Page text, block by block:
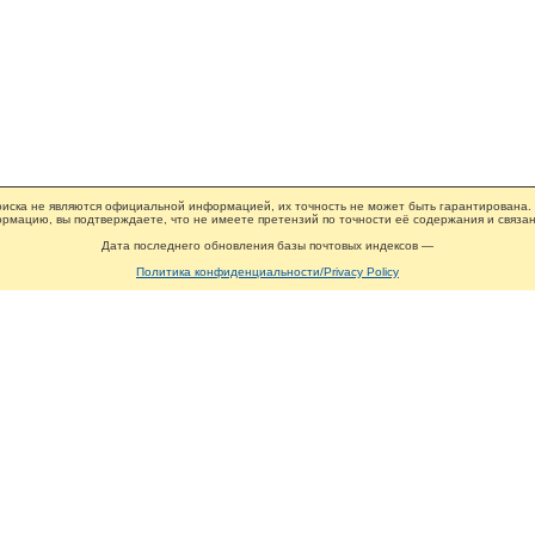
не являются официальной информацией, их точность не может быть гарантирована.
вы подтверждаете, что не имеете претензий по точности её содержания и
Дата последнего обновления базы почтовых индексов —
Политика конфиденциальности/Privacy Policy